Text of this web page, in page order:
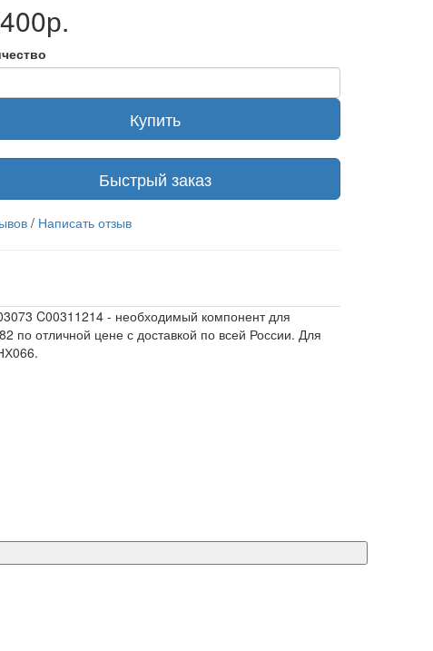
Купить
Быстрый заказ
/ Написать отзыв
C00311214 - необходимый компонент для
по отличной цене с доставкой по всей России. Для